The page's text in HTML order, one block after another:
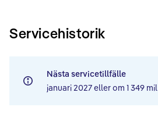
Servicehistorik
Nästa servicetillfälle
januari 2027eller om 1 349 mil